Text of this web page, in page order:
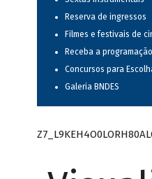
Reserva de ingressos
Filmes e festivais de
Receba a programação
Concursos para
Galeria BNDES